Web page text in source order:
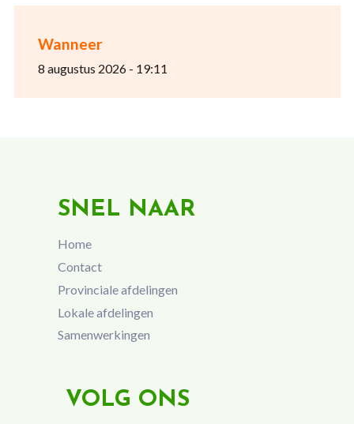
Wanneer
8 augustus 2026 - 19:11
SNEL NAAR
Home
Contact
Provinciale afdelingen
Lokale afdelingen
Samenwerkingen
VOLG ONS